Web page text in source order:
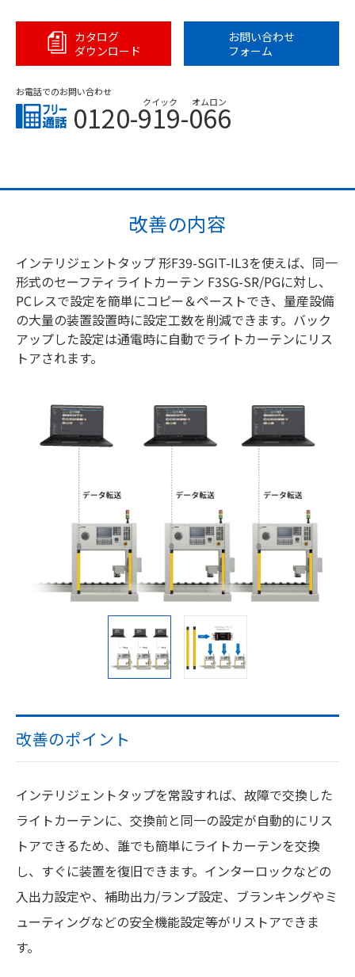
カタログ
ダウンロード
お問い合わせ
フォーム
お電話でのお問い合わせ
0120-919-066
クイック オムロン
改善の内容
インテリジェントタップ 形F39-SGIT-IL3を使えば、同一
形式のセーフティライトカーテン F3SG-SR/PGに対し、
PCレスで設定を簡単にコピー＆ペーストでき、量産設備
の大量の装置設置時に設定工数を削減できます。バック
アップした設定は通電時に自動でライトカーテンにリス
トアされます。
改善のポイント
インテリジェントタップを常設すれば、故障で交換した
ライトカーテンに、交換前と同一の設定が自動的にリス
トアできるため、誰でも簡単にライトカーテンを交換
し、すぐに装置を復旧できます。インターロックなどの
入出力設定や、補助出力/ランプ設定、ブランキングやミ
ューティングなどの安全機能設定等がリストアできま
す。